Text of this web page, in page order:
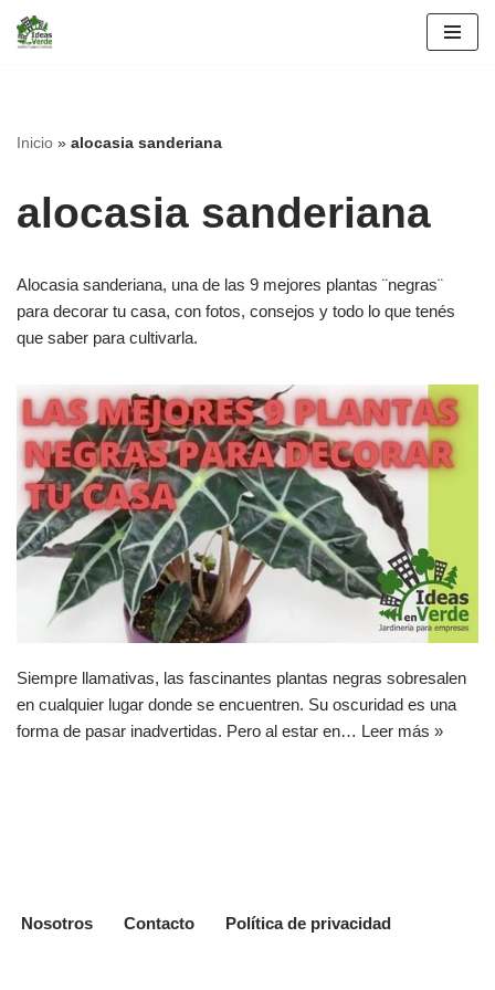
Inicio » alocasia sanderiana
alocasia sanderiana
Alocasia sanderiana, una de las 9 mejores plantas ¨negras¨
para decorar tu casa, con fotos, consejos y todo lo que tenés
que saber para cultivarla.
Siempre llamativas, las fascinantes plantas negras sobresalen
en cualquier lugar donde se encuentren. Su oscuridad es una
forma de pasar inadvertidas. Pero al estar en… Leer más »
Nosotros Contacto Política de privacidad